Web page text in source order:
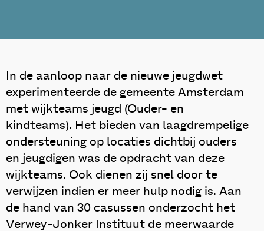
In de aanloop naar de nieuwe jeugdwet
experimenteerde de gemeente Amsterdam
met wijkteams jeugd (Ouder- en
kindteams). Het bieden van laagdrempelige
ondersteuning op locaties dichtbij ouders
en jeugdigen was de opdracht van deze
wijkteams. Ook dienen zij snel door te
verwijzen indien er meer hulp nodig is. Aan
de hand van 30 casussen onderzocht het
Verwey-Jonker Instituut de meerwaarde